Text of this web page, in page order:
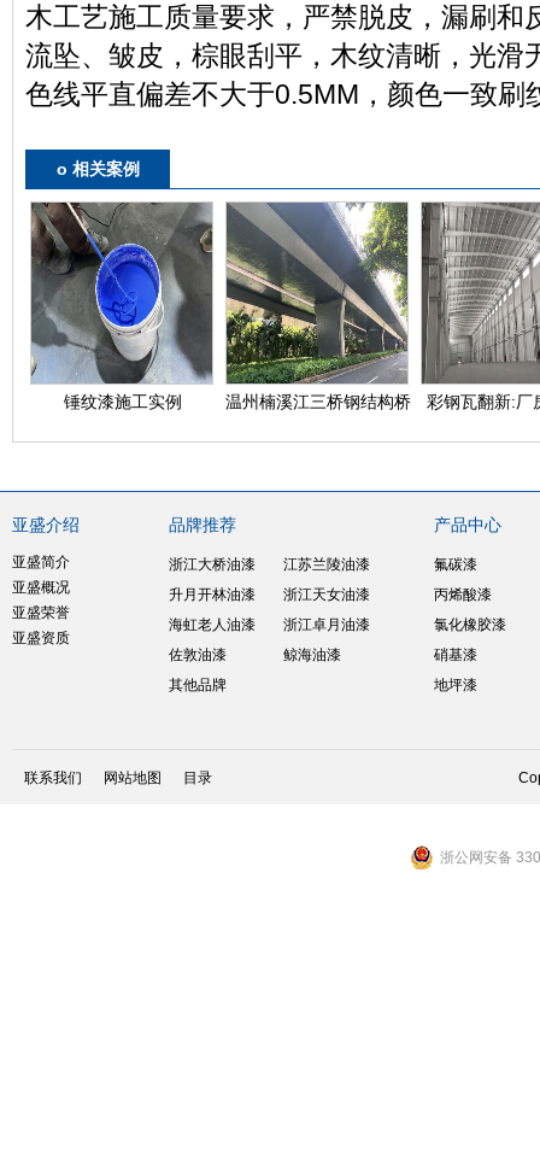
木工艺施工质量要求，严禁脱皮，漏刷和
流坠、皱皮，棕眼刮平，木纹清晰，光滑
色线平直偏差不大于0.5MM，颜色一致刷
o 相关案例
锤纹漆施工实例
温州楠溪江三桥钢结构桥
彩钢瓦翻新:厂
亚盛介绍
亚盛简介
亚盛概况
亚盛荣誉
亚盛资质
品牌推荐
浙江大桥油漆
江苏兰陵油漆
升月开林油漆
浙江天女油漆
海虹老人油漆
浙江卓月油漆
佐敦油漆
鲸海油漆
其他品牌
产品中心
氟碳漆
丙烯酸漆
氯化橡胶漆
硝基漆
地坪漆
联系我们 网站地图 目录
浙公网安备